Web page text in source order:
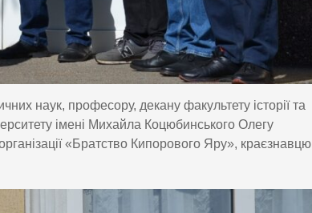
наук, професору, декану факультету історії та
імені Михайла Коцюбинського Олегу
«Братство Кипорового Яру», краєзнавцю